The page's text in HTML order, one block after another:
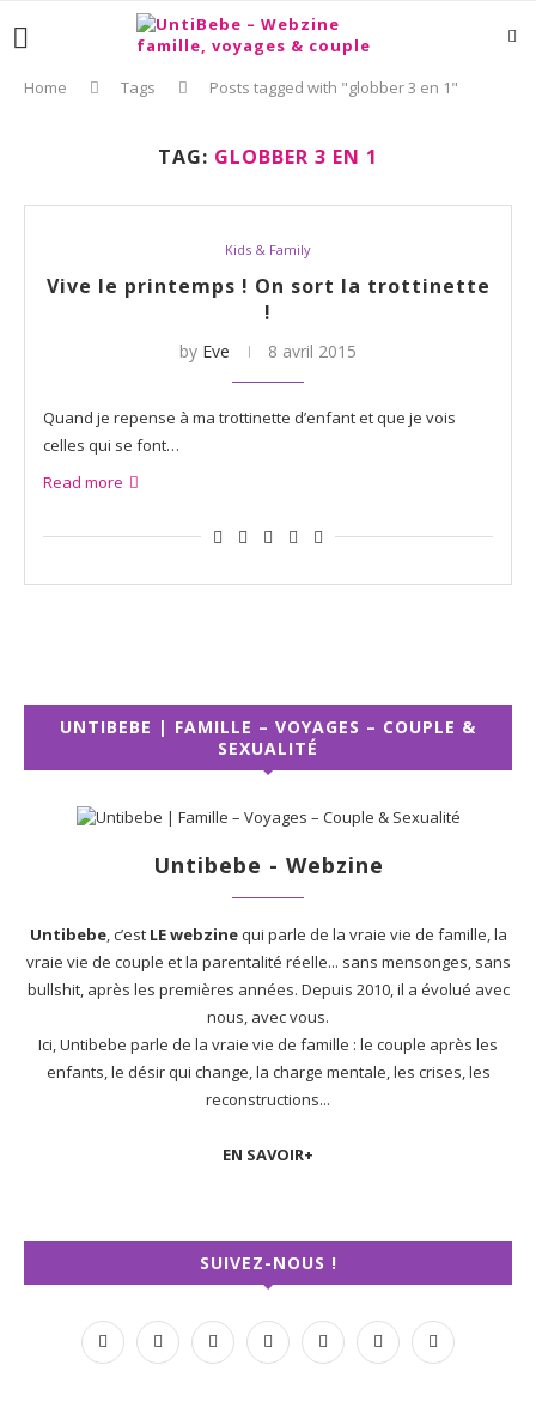
Home Tags Posts tagged with "globber 3 en 1"
TAG: GLOBBER 3 EN 1
Kids & Family
Vive le printemps ! On sort la trottinette
!
by Eve 8 avril 2015
Quand je repense à ma trottinette d’enfant et que je vois
celles qui se font…
Read more
UNTIBEBE | FAMILLE – VOYAGES – COUPLE &
SEXUALITÉ
Untibebe - Webzine
Untibebe, c’est LE webzinequi parle de la vraie vie de famille, la
vraie vie de couple et la parentalité réelle... sans mensonges, sans
bullshit, après les premières années. Depuis 2010, il a évolué avec
nous, avec vous.
Ici, Untibebe parle de la vraie vie de famille : le couple après les
enfants, le désir qui change, la charge mentale, les crises, les
reconstructions...
EN SAVOIR+
SUIVEZ-NOUS !